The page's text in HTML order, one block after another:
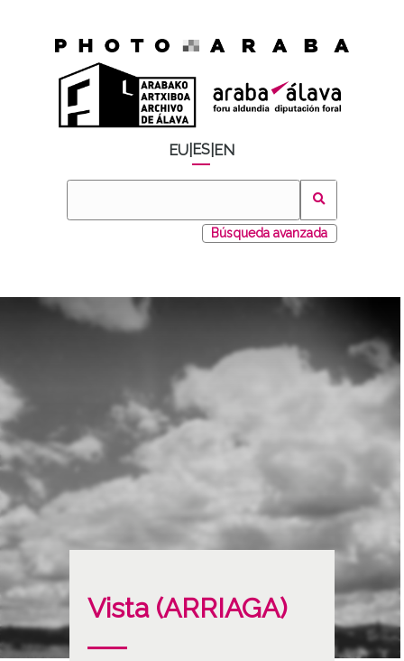
EU ES EN
Búsqueda avanzada
Vista (ARRIAGA)